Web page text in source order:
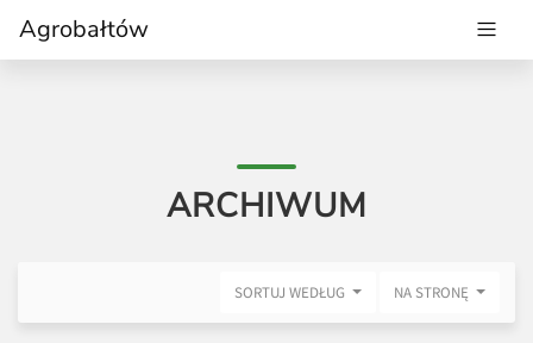
Agrobałtów
ARCHIWUM
SORTUJ WEDŁUG NA STRONĘ